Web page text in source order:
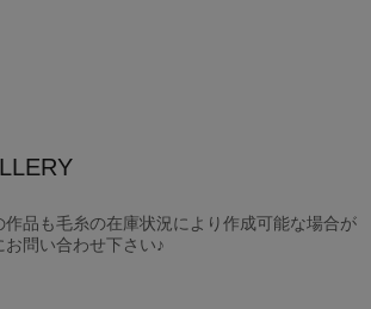
作品も毛糸の在庫状況により作成可能な場合が
問い合わせ下さい♪